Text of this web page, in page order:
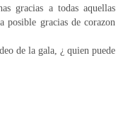
gracias a todas aquellas
posible gracias de corazon
de la gala, ¿ quien puede